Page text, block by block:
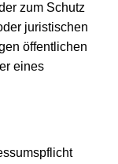
zum Schutz
juristischen
öffentlichen
eines